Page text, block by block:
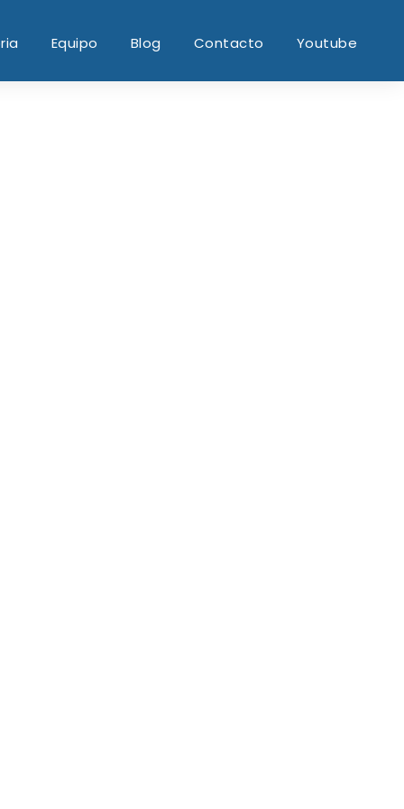
Equipo Blog Contacto Youtube